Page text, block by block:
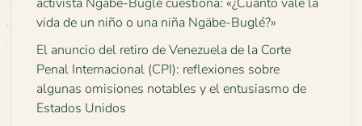
activista Ngäbe-Buglé cuestiona: «¿Cuánto vale la
vida de un niño o una niña Ngäbe-Buglé?»
El anuncio del retiro de Venezuela de la Corte
Penal Internacional (CPI): reflexiones sobre
algunas omisiones notables y el entusiasmo de
Estados Unidos